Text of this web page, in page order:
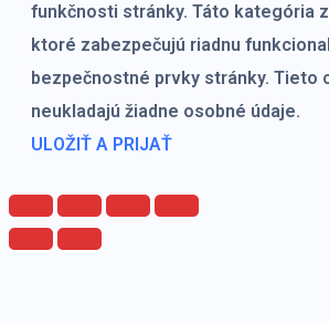
funkčnosti stránky. Táto kategória
ktoré zabezpečujú riadnu
bezpečnostné prvky stránky. Tieto
neukladajú žiadne osobné údaje.
ULOŽIŤ A PRIJAŤ